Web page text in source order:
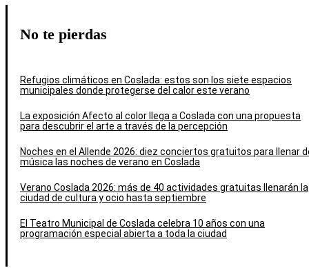
No te pierdas
Refugios climáticos en Coslada: estos son los siete espacios
municipales donde protegerse del calor este verano
La exposición Afecto al color llega a Coslada con una propuesta
para descubrir el arte a través de la percepción
Noches en el Allende 2026: diez conciertos gratuitos para llenar
música las noches de verano en Coslada
Verano Coslada 2026: más de 40 actividades gratuitas llenarán la
ciudad de cultura y ocio hasta septiembre
El Teatro Municipal de Coslada celebra 10 años con una
programación especial abierta a toda la ciudad